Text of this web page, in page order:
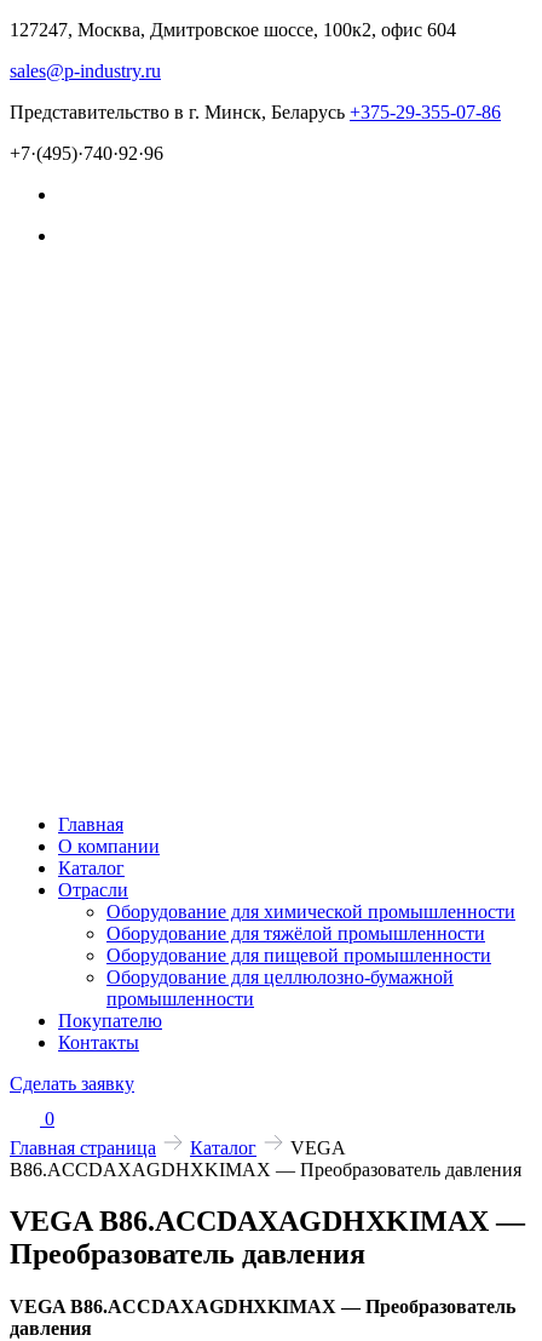
127247, Москва, Дмитровское шоссе, 100к2, офис 604
sales@p-industry.ru
Представительство в г. Минск, Беларусь +375-29-355-07-86
+7·(495)·740·92·96
Главная
О компании
Каталог
Отрасли
Оборудование для химической промышленности
Оборудование для тяжёлой промышленности
Оборудование для пищевой промышленности
Оборудование для целлюлозно-бумажной
промышленности
Покупателю
Контакты
Сделать заявку
0
Главная страница
Каталог
VEGA
B86.ACCDAXAGDHXKIMAX — Преобразователь давления
VEGA B86.ACCDAXAGDHXKIMAX —
Преобразователь давления
VEGA B86.ACCDAXAGDHXKIMAX — Преобразователь
давления